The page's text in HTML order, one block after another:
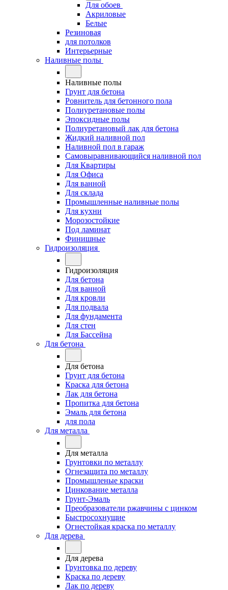
Для обоев
Акриловые
Белые
Резиновая
для потолков
Интерьерные
Наливные полы
Наливные полы
Грунт для бетона
Ровнитель для бетонного пола
Полиуретановые полы
Эпоксидные полы
Полиуретановый лак для бетона
Жидкий наливной пол
Наливной пол в гараж
Самовыравнивающийся наливной пол
Для Квартиры
Для Офиса
Для ванной
Для склада
Промышленные наливные полы
Для кухни
Морозостойкие
Под ламинат
Финишные
Гидроизоляция
Гидроизоляция
Для бетона
Для ванной
Для кровли
Для подвала
Для фундамента
Для стен
Для Бассейна
Для бетона
Для бетона
Грунт для бетона
Краска для бетона
Лак для бетона
Пропитка для бетона
Эмаль для бетона
для пола
Для металла
Для металла
Грунтовки по металлу
Огнезащита по металлу
Промышленые краски
Цинкование металла
Грунт-Эмаль
Преобразователи ржавчины с цинком
Быстросохнущие
Огнестойкая краска по металлу
Для дерева
Для дерева
Грунтовка по дереву
Краска по дереву
Лак по дереву